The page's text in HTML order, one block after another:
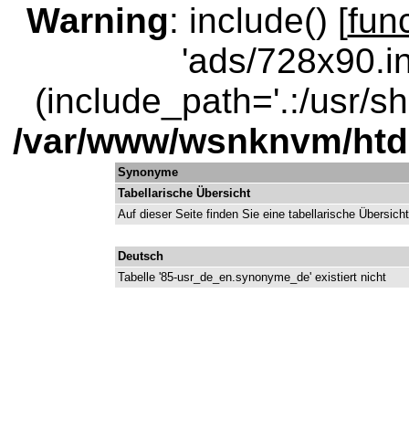
Warning: include() [
'ads/
(include_path='.:/usr/
/var/www/wsnknvm/
Synonyme
Tabellarische Übersicht
Auf dieser Seite finden Sie eine tabellarische
Deutsch
Tabelle '85-usr_de_en.synonyme_de' existiert nicht